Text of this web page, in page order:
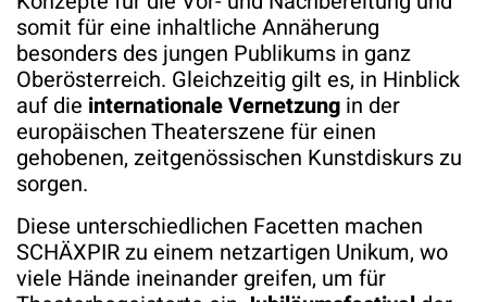
somit für eine inhaltliche Annäherung
besonders des jungen Publikums in ganz
Oberösterreich. Gleichzeitig gilt es, in Hinblick
auf die internationale Vernetzung in der
europäischen Theaterszene für einen
gehobenen, zeitgenössischen Kunstdiskurs zu
sorgen.
Diese unterschiedlichen Facetten machen
SCHÄXPIR zu einem netzartigen Unikum, wo
viele Hände ineinander greifen, um für